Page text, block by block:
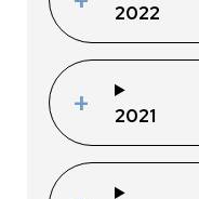
2022
2021